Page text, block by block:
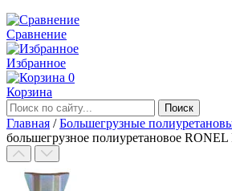
Сравнение
Избранное
0
Корзина
Главная /Большегрузные
большегрузное полиуретановое